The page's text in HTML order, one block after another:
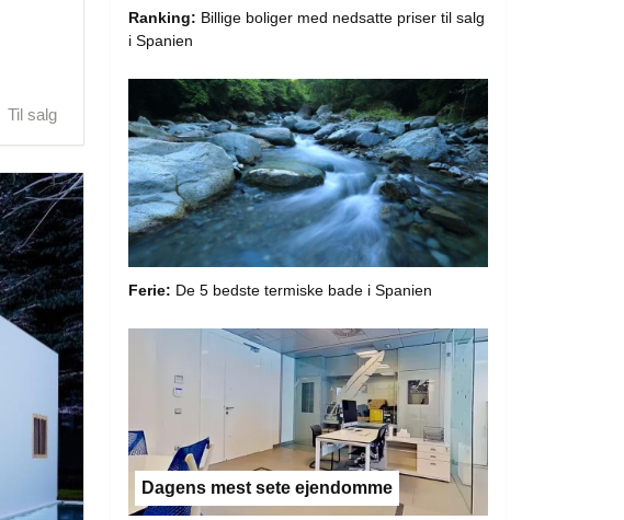
Til salg
Ranking: Billige boliger med nedsatte priser til salg
i Spanien
Ferie: De 5 bedste termiske bade i Spanien
Dagens mest sete ejendomme